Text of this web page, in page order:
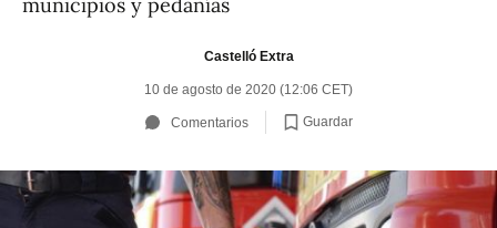
Castelló Extra
10 de agosto de 2020 (12:06 CET)
Comentarios Guardar